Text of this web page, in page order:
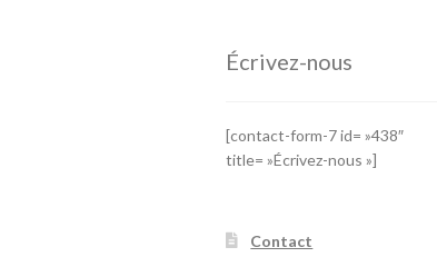
Écrivez-nous
[contact-form-7 id= »438″
title= »Écrivez-nous »]
Contact